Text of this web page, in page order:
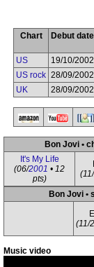
Chart Debut date
US
19/10/2002
US rock 28/09/2002
UK
28/09/2002
Bon Jovi •
It's My Life
(06/2001 • 12
pts)
Bon Jovi •
(11/
Music video